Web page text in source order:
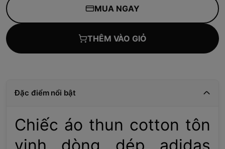
MUA NGAY
THÊM VÀO GIỎ
Đặc điểm nổi bật
Chiếc áo thun cotton tôn
vinh dòng dép adidas